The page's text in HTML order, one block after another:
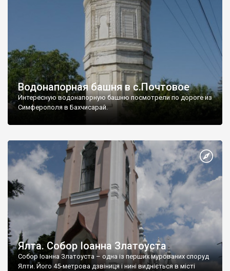
Водонапорная башня в с.Почтовое
Интересную водонапорную башню посмотрели по дороге из
Симферополя в Бахчисарай.
Ялта. Собор Іоанна Златоуста
Собор Іоанна Златоуста – одна із перших мурованих споруд
Ялти. Його 45-метрова дзвіниця і нині видніється в місті